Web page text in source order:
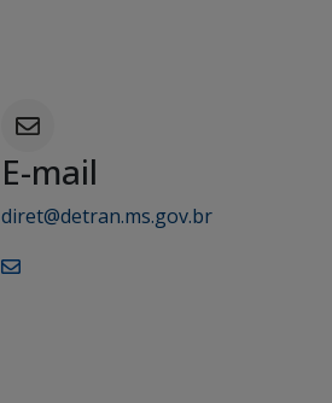
E-mail
diret@detran.ms.gov.br